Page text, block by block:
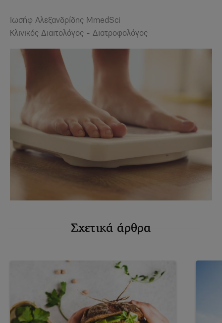
Ιωσήφ Αλεξανδρίδης MmedSci
Κλινικός Διαιτολόγος - Διατροφολόγος
Σχετικά άρθρα